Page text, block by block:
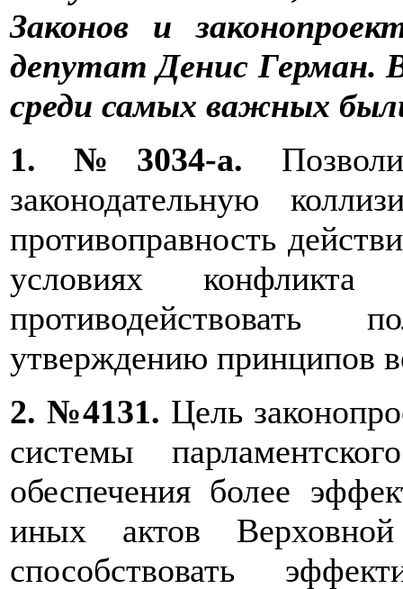
Законов и
депутат Денис
среди самых важных
1. №3034-а.
законодательную
противоправность
условиях
противодействовать
утверждению принципов
2. №4131. Цель
системы
обеспечения более
иных актов
способствовать